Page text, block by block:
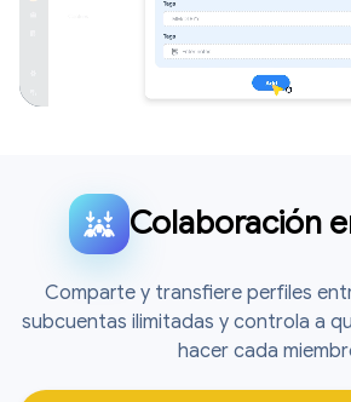
Colaboración
Comparte y transfiere perfiles
subcuentas ilimitadas y controla a
hacer cada